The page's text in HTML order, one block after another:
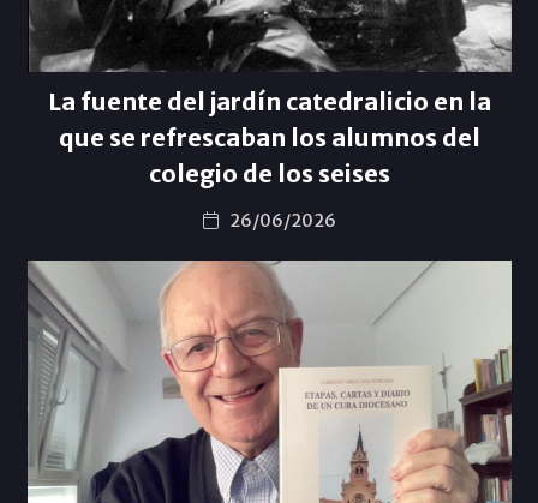
La fuente del jardín catedralicio en la
que se refrescaban los alumnos del
colegio de los seises
26/06/2026